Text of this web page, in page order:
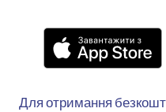
Для отримання